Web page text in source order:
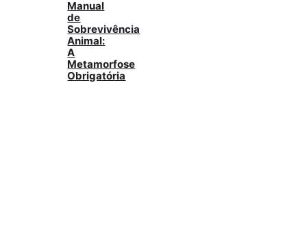
Manual
de
Sobrevivência
Animal:
A
Metamorfose
Obrigatória